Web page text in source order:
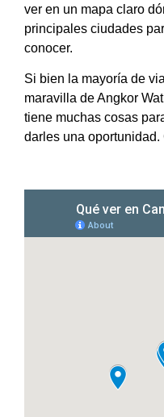
ver en un mapa claro
principales ciudades
conocer.
Si bien la mayoría de
maravilla de Angkor
tiene muchas cosas
darles una